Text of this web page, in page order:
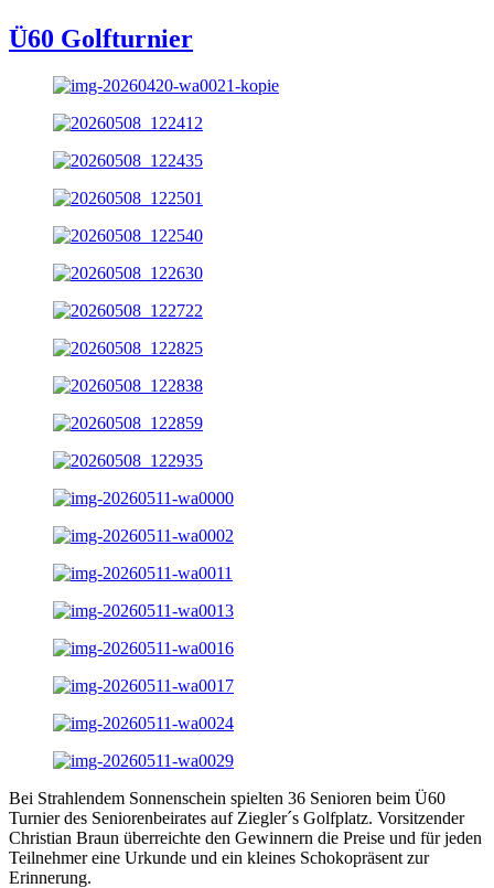
Ü60 Golfturnier
Bei Strahlendem Sonnenschein spielten 36 Senioren beim Ü60
Turnier des Seniorenbeirates auf Ziegler´s Golfplatz. Vorsitzender
Christian Braun überreichte den Gewinnern die Preise und für jeden
Teilnehmer eine Urkunde und ein kleines Schokopräsent zur
Erinnerung.